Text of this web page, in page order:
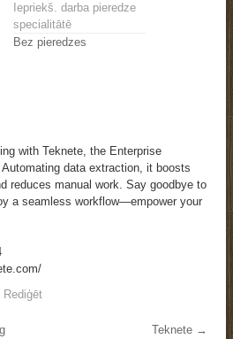
Iepriekš. darba pieredze
specialitātē
Bez pieredzes
with Teknete, the Enterprise
data extraction, it boosts
reduces manual work. Say goodbye to
a seamless workflow—empower your
Rediģēt
Teknete →